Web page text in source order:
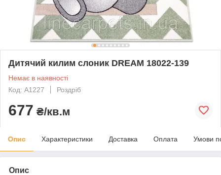
Дитячий килим слоник DREAM 18022-139
Немає в наявності
Код: A1227
Роздріб
677 ₴/кв.м
Опис Характеристики Доставка Оплата Умови
Опис